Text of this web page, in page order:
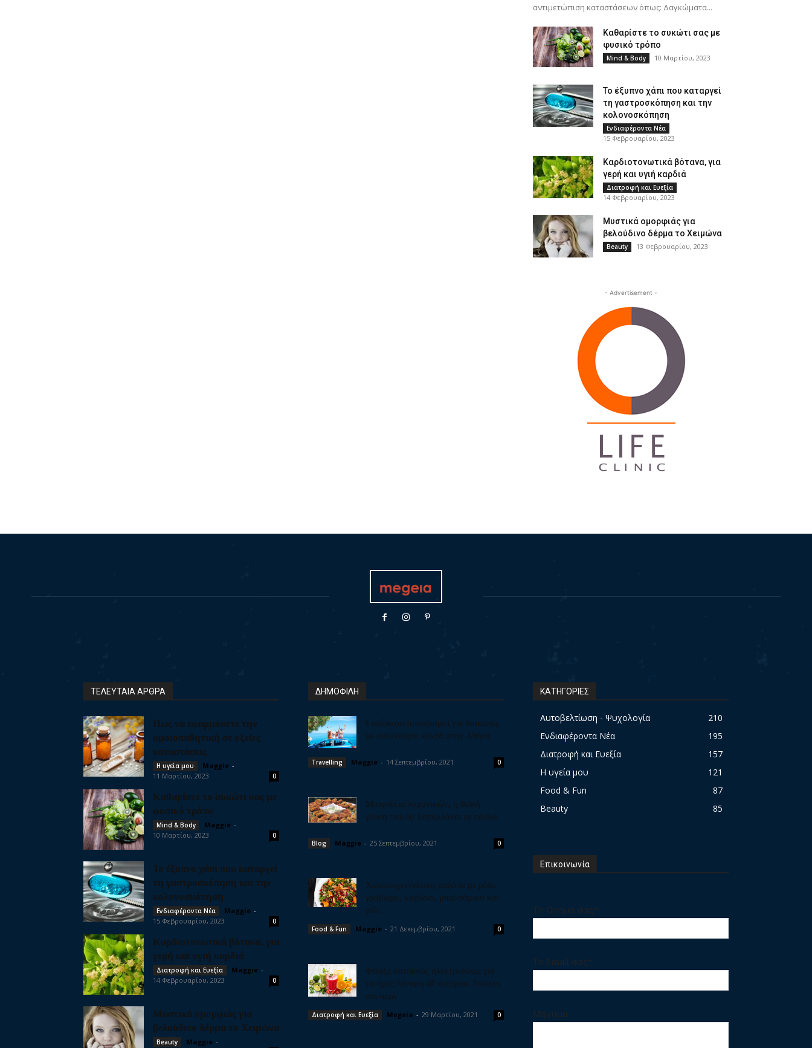
αντιμετώπιση καταστάσεων όπως: Δαγκώματα...
Καθαρίστε το συκώτι σας με
φυσικό τρόπο
Mind & Body 10 Μαρτίου, 2023
Το έξυπνο χάπι που καταργεί
τη γαστροσκόπηση και την
κολονοσκόπηση
Ενδιαφέροντα Νέα
15 Φεβρουαρίου, 2023
Καρδιοτονωτικά βότανα, για
γερή και υγιή καρδιά
Διατροφή και Ευεξία
14 Φεβρουαρίου, 2023
Μυστικά ομορφιάς για
βελούδινο δέρμα το Χειμώνα
Beauty 13 Φεβρουαρίου, 2023
- Advertisement -
ΤΕΛΕΥΤΑΙΑ ΑΡΘΡΑ
Πως να εφαρμόσετε την
ομοιοπαθητική σε οξείες
καταστάσεις
Η υγεία μου Maggie -
11 Μαρτίου, 2023
0
Καθαρίστε το συκώτι σας με
φυσικό τρόπο
Mind & Body Maggie -
10 Μαρτίου, 2023
0
Το έξυπνο χάπι που καταργεί
τη γαστροσκόπηση και την
κολονοσκόπηση
Ενδιαφέροντα Νέα Maggie -
15 Φεβρουαρίου, 2023
0
Καρδιοτονωτικά βότανα, για
γερή και υγιή καρδιά
Διατροφή και Ευεξία Maggie -
14 Φεβρουαρίου, 2023
0
Μυστικά ομορφιάς για
βελούδινο δέρμα το Χειμώνα
Beauty Maggie -
ΔΗΜΟΦΙΛΗ
5 υπέροχοι προορισμοί για διακοπές
με αυτοκίνητο κοντά στην Αθήνα
Travelling Maggie - 14 Σεπτεμβρίου, 2021 0
Μπιφτέκια λαχανικών, η θεϊκή
γεύση που θα ξετρελλάνει τα παιδιά
Blog Maggie - 25 Σεπτεμβρίου, 2021 0
Χριστουγεννιάτικη σαλάτα με ρόδι,
γραβιέρα, καρύδια, μπαλσάμικο και
μέλι
Food & Fun Maggie - 21 Δεκεμβρίου, 2021 0
Φτιάξε σπιτικούς ηλεκτρολύτες για
να έχεις δύναμη & ενέργεια. Εύκολη
συνταγή
Διατροφή και Ευεξία Megeia - 29 Μαρτίου, 2021 0
ΚΑΤΗΓΟΡΙΕΣ
Αυτοβελτίωση - Ψυχολογία
210
Ενδιαφέροντα Νέα
195
Διατροφή και Ευεξία
157
Η υγεία μου
121
Food & Fun
87
Beauty
85
Επικοινωνία
Το Ονομα σας*
Το Email σας*
Μηνυμα